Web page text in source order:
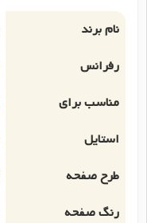
نام برند
رفرانس
مناسب برای
استایل
طرح صفحه
رنگ صفحه